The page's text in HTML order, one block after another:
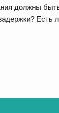
должны